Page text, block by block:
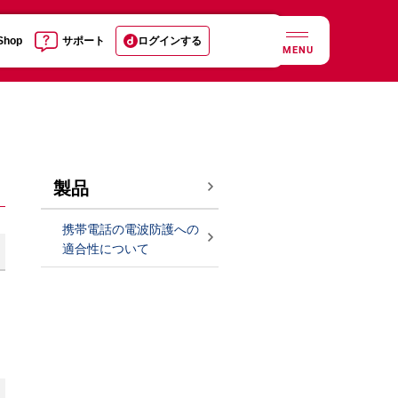
サポート ログインする
MENU
製品
携帯電話の電波防護への
適合性について